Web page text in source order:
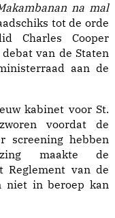
na mal
tot de orde
Charles Cooper
van de Staten
aan de
kabinet voor St.
voordat de
screening hebben
maakte de
Reglement van de
niet in beroep kan